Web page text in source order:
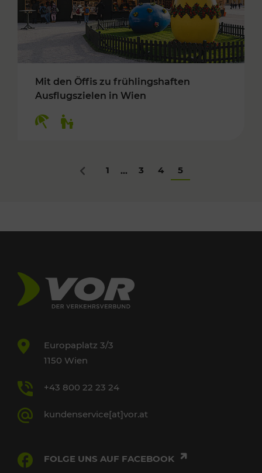
Mit den Öffis zu frühlingshaften
Ausflugszielen in Wien
Zurück
1 ... 3 4 5
Europaplatz 3/3
1150 Wien
+43 800 22 23 24
kundenservice[at]vor.at
FOLGE UNS AUF FACEBOOK